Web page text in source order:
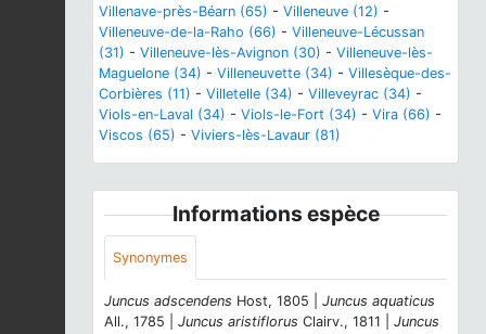
Villenave-près-Béarn (65) - Villeneuve (12) -
Villeneuve-de-la-Raho (66) - Villeneuve-Lécussan
(31) - Villeneuve-lès-Avignon (30) - Villeneuve-lès-
Maguelone (34) - Villeneuvette (34) - Villesèque-des-
Corbières (11) - Villetelle (34) - Villeveyrac (34) -
Viols-en-Laval (34) - Viols-le-Fort (34) - Vira (66) -
Viscos (65) - Viviers-lès-Lavaur (81)
Informations espèce
Synonymes
Juncus adscendens Host, 1805 | Juncus aquaticus
All., 1785 | Juncus aristiflorus Clairv., 1811 | Juncus